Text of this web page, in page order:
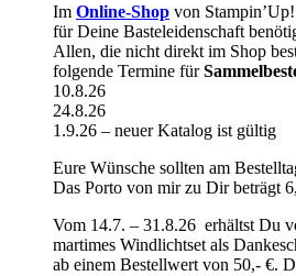
Im Online-Shop von
für Deine Basteleidenschaft
Allen, die nicht direkt im Shop
folgende Termine für
10.8.26
24.8.26
1.9.26 – neuer Katalog ist gültig
Eure Wünsche sollten am
Das Porto von mir zu Dir beträgt
Vom 14.7. – 31.8.26 erhältst Du
martimes Windlichtset als
ab einem Bestellwert von 50,- €.